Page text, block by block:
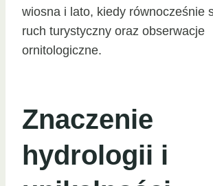
wiosna i lato, kiedy równocześnie
ruch turystyczny oraz obserwacje
ornitologiczne.
Znaczenie
hydrologii i